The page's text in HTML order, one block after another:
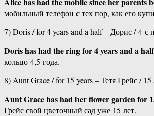
мобильный телефон с тех пор, как его
7) Doris / for 4 years and a half – Дорис / 4 с
Doris has had the ring for 4 years and a
кольцо 4,5 года.
8) Aunt Grace / for 15 years – Тетя Грейс / 15
Aunt Grace has had her flower garden for
Грейс свой цветочный сад уже 15 лет.